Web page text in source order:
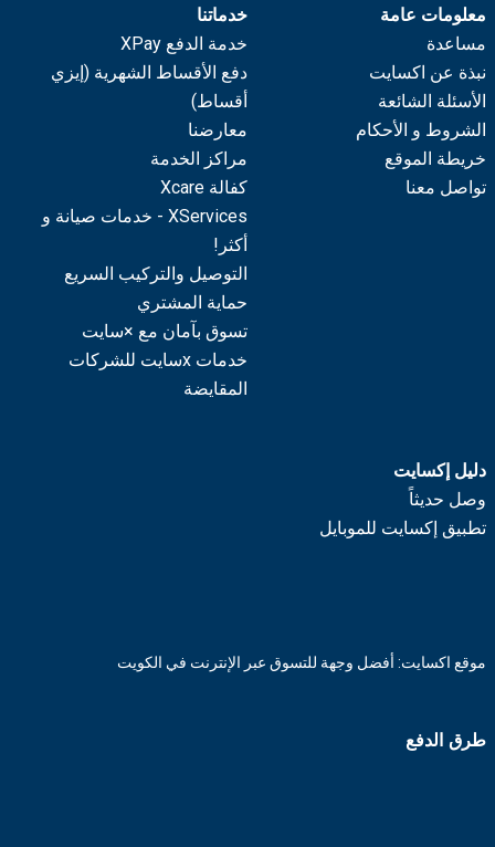
معلومات عامة
مساعدة
نبذة عن اكسايت
الأسئلة الشائعة
الشروط و الأحكام
خريطة الموقع
تواصل معنا
خدماتنا
خدمة الدفع XPay
دفع الأقساط الشهرية (إيزي
أقساط)
معارضنا
مراكز الخدمة
كفالة Xcare
XServices - خدمات صيانة و
أكثر!
التوصيل والتركيب السريع
حماية المشتري
تسوق بآمان مع ×سايت
خدمات xسايت للشركات
المقايضة
دليل إكسايت
وصل حديثاً
تطبيق إكسايت للموبايل
موقع اكسايت: أفضل وجهة للتسوق عبر الإنترنت في الكويت
طرق الدفع